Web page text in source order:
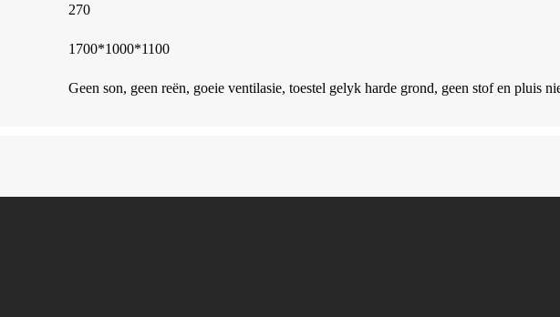
270
1700*1000*1100
Geen son, geen reën, goeie ventilasie, toestel gelyk harde grond, geen stof en pluis